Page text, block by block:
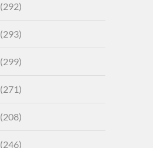
(292)
(293)
(299)
(271)
(208)
(246)